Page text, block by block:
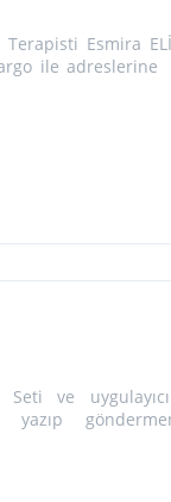
Esmira
ile adreslerine
ve
yazıp